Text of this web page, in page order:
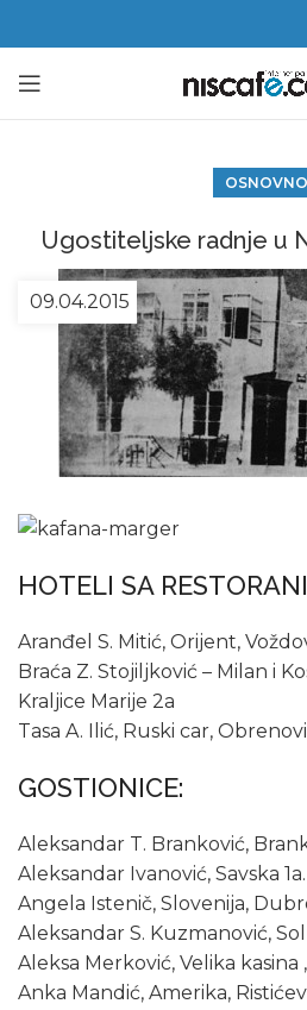
OSNOVNO
Ugostiteljske radnje u
09.04.2015
HOTELI SA
Aranđel S. Mitić, Orijent,
Braća Z. Stojiljković – Milan i
Kraljice Marije 2a
Tasa A. Ilić, Ruski car,
GOSTIONICE:
Aleksandar T. Branković,
Aleksandar Ivanović, Savska 1a.
Angela Istenič, Slovenija,
Aleksandar S. Kuzmanović,
Aleksa Merković, Velika kasina
Anka Mandić, Amerika,